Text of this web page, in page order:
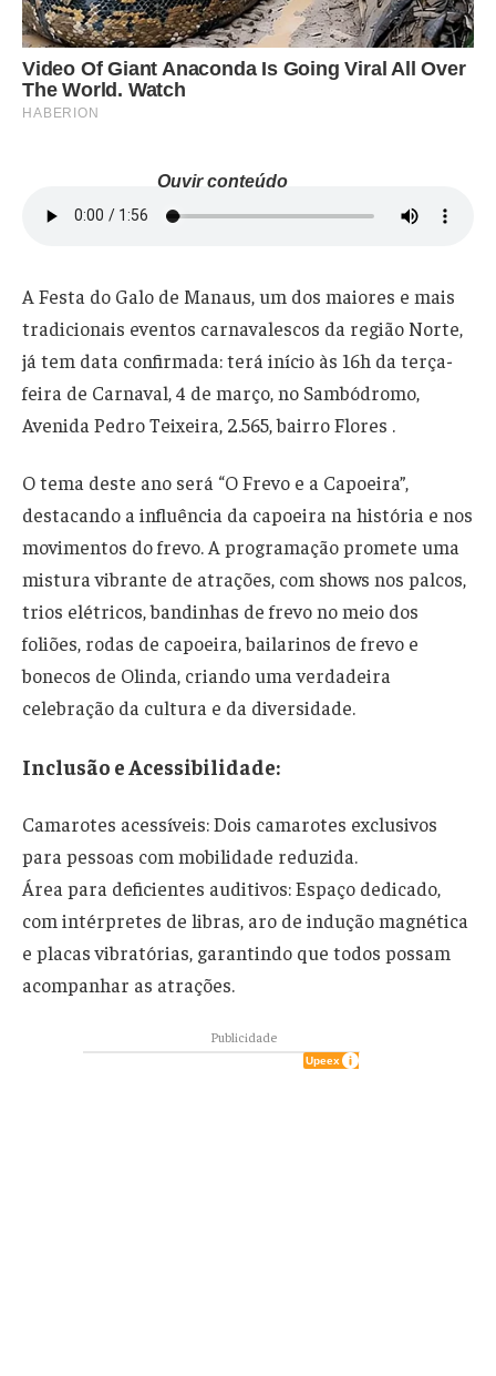
Ouvir conteúdo
A Festa do Galo de Manaus, um dos maiores e mais
tradicionais eventos carnavalescos da região Norte,
já tem data confirmada: terá início às 16h da terça-
feira de Carnaval, 4 de março, no Sambódromo,
Avenida Pedro Teixeira, 2.565, bairro Flores .
O tema deste ano será “O Frevo e a Capoeira”,
destacando a influência da capoeira na história e nos
movimentos do frevo. A programação promete uma
mistura vibrante de atrações, com shows nos palcos,
trios elétricos, bandinhas de frevo no meio dos
foliões, rodas de capoeira, bailarinos de frevo e
bonecos de Olinda, criando uma verdadeira
celebração da cultura e da diversidade.
Inclusão e Acessibilidade:
Camarotes acessíveis: Dois camarotes exclusivos
para pessoas com mobilidade reduzida.
Área para deficientes auditivos: Espaço dedicado,
com intérpretes de libras, aro de indução magnética
e placas vibratórias, garantindo que todos possam
acompanhar as atrações.
Publicidade